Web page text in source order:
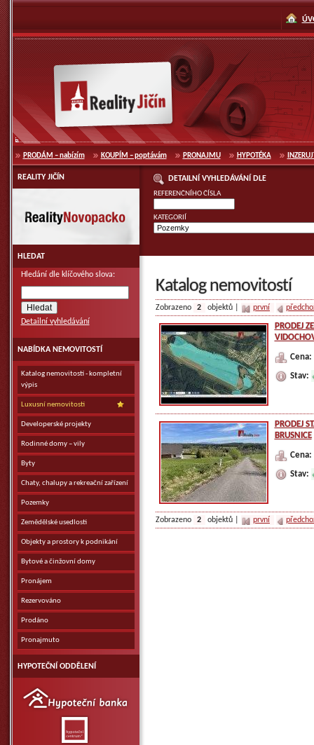
přeskočit
k navigaci
Katalog nemovitostí
Zobrazeno 2 objektů | první
PRODEJ
Cena:
Stav:
PRODEJ
BRUSNICE
Cena:
Stav:
Zobrazeno 2 objektů | první
DETAILNÍ VYHLEDÁVÁNÍ DLE
REFERENČNÍHO ČÍSLA
KATEGORIÍ
REALITY JIČÍN
HLEDAT
Hledání dle klíčového slova:
Detailní vyhledávání
NABÍDKA NEMOVITOSTÍ
Katalog nemovitostí - kompletní
výpis
Luxusní nemovitosti
Developerské projekty
Rodinné domy – vily
Byty
Chaty, chalupy a rekreační zařízení
Pozemky
Zemědělské usedlosti
Objekty a prostory k podnikání
Bytové a činžovní domy
Pronájem
Rezervováno
Prodáno
Pronajmuto
HYPOTEČNÍ ODDĚLENÍ
Hypoteční
banka
Hypoteční
centrum
PRODÁM – nabízím KOUPÍM – poptávám PRONAJMU HYPOTÉKA